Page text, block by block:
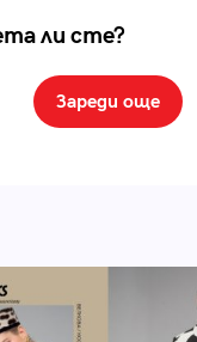
ли сте?
Зареди още